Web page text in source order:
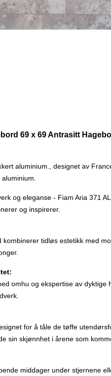
69 x 69 Antrasitt
aluminium., designet av
og eleganse - Fiam Aria 371
og inspirerer.
kombinerer tidløs estetikk med
omhu og ekspertise av
for å tåle de tøffe
sin skjønnhet i årene som
middager under stjernene